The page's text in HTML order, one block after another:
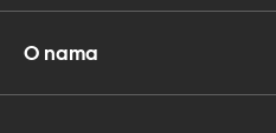
O nama